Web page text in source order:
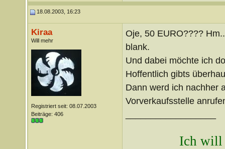
18.08.2003, 16:23
Kiraa
Will mehr
Registriert seit: 08.07.2003
Beiträge: 406
Oje, 50 EURO????
blank.
Und dabei möchte ich
Hoffentlich gibts
Dann werd ich nachher
Vorverkaufsstelle
Ich will